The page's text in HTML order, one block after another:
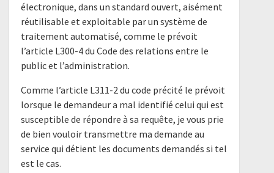
électronique, dans un standard ouvert, aisément
réutilisable et exploitable par un système de
traitement automatisé, comme le prévoit
l’article L300-4 du Code des relations entre le
public et l’administration.
Comme l’article L311-2 du code précité le prévoit
lorsque le demandeur a mal identifié celui qui est
susceptible de répondre à sa requête, je vous prie
de bien vouloir transmettre ma demande au
service qui détient les documents demandés si tel
est le cas.